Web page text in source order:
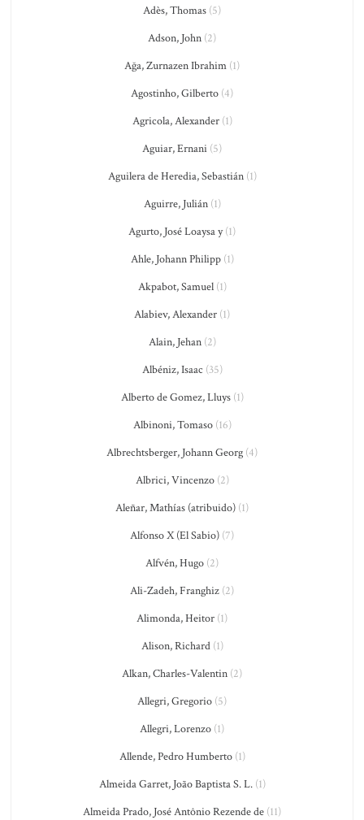
Adès, Thomas (5)
Adson, John (2)
Ağa, Zurnazen Ibrahim (1)
Agostinho, Gilberto (4)
Agricola, Alexander(1)
Aguiar, Ernani (5)
Aguilera de Heredia, Sebastián(1)
Aguirre, Julián(1)
Agurto, José Loaysa y(1)
Ahle, Johann Philipp(1)
Akpabot, Samuel(1)
Alabiev, Alexander (1)
Alain, Jehan(2)
Albéniz, Isaac (35)
Alberto de Gomez, Lluys(1)
Albinoni, Tomaso(16)
Albrechtsberger, Johann Georg (4)
Albrici, Vincenzo(2)
Aleñar, Mathías (atribuido) (1)
Alfonso X (El Sabio) (7)
Alfvén, Hugo (2)
Ali-Zadeh, Franghiz (2)
Alimonda, Heitor (1)
Alison, Richard(1)
Alkan, Charles-Valentin (2)
Allegri, Gregorio (5)
Allegri, Lorenzo (1)
Allende, Pedro Humberto(1)
Almeida Garret, João Baptista S. L.(1)
Almeida Prado, José Antônio Rezende de (11)